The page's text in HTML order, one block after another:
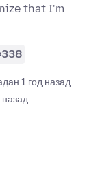
that I'm
338
1 год назад
назад